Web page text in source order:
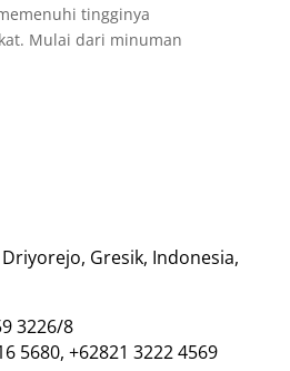
tingginya
Mulai dari minuman
Gresik, Indonesia,
3226/8
+62821 3222 4569